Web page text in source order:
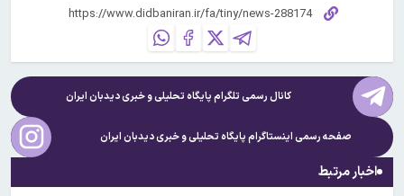
کانال رسمی تلگرام پایگاه تحلیلی و خبریدیدبان ایران
صفحه رسمی اینستاگرام پایگاه تحلیلی و خبریدیدبان ایران
اخبار مرتبط